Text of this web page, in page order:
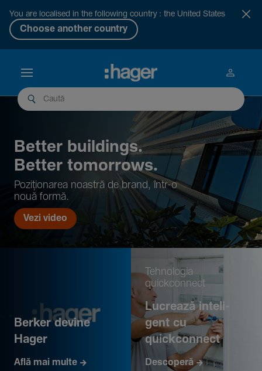
You are localised in the following country : the United States
Choose another country
Better buil­dings.
Better tomor­rows.
Pozi­țio­narea noastră de brand, într-o
nouă formă.
Vezi video
Berker devine
Hager
Află mai multe
Tehno­logia
quickconnect
Lucrează inte­li­
gent cu
quickconnect
Descoperă